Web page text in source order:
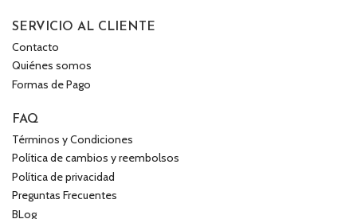
SERVICIO AL CLIENTE
Contacto
Quiénes somos
Formas de Pago
FAQ
Términos y Condiciones
Política de cambios y reembolsos
Política de privacidad
Preguntas Frecuentes
BLog